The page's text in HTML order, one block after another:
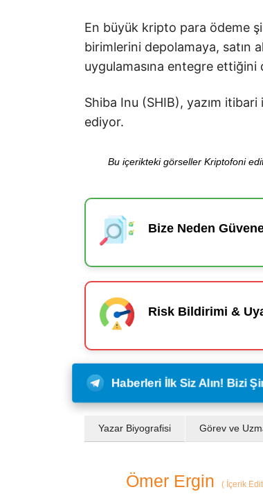
En büyük kripto para ödeme
birimlerini depolamaya, satın
uygulamasına entegre ettiğini
Shiba Inu (SHIB), yazım
ediyor.
Bu içerikteki görseller Kriptofoni
Bize Neden
Risk Bildirimi &
Haberleri İlk Siz Alın! Bizi
Yazar Biyografisi Görev ve
Ömer Ergin ( İçerik